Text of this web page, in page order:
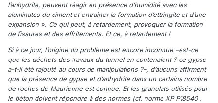
l’anhydrite, peuvent réagir en présence d’humidité avec les
aluminates du ciment et entraîner la formation d’ettringite et d’une
expansion ». Ce qui peut, à retardement, provoquer la formation
de fissures et des effritements. Et ce, à retardement !
Si à ce jour, l’origine du problème est encore inconnue –est-ce
que les déchets des travaux du tunnel en contenaient ? ce gypse
a-t-il été rajouté au cours de manipulations ?–, d’aucuns affirment
que la présence de gypse et d’anhydrite dans un certains nombre
de roches de Maurienne est connue. Et les granulats utilisés pour
le béton doivent répondre à des normes (cf. norme XP P18540 ,